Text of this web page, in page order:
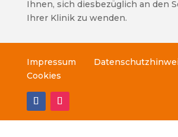
Ihnen, sich diesbezüglich an den
Ihrer Klinik zu wenden.
Impressum
Cookies